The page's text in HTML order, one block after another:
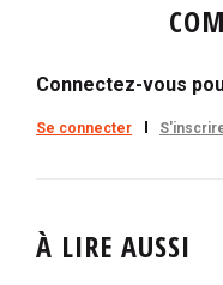
Connectez-vous
Se connecter
À LIRE AUSSI